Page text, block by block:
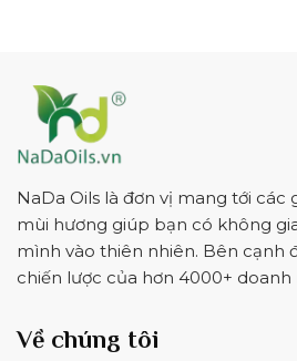
NaDa Oils là đơn vị mang tới các
mùi hương giúp bạn có không
mình vào thiên nhiên. Bên cạnh
chiến lược của hơn 4000+
Về chúng tôi